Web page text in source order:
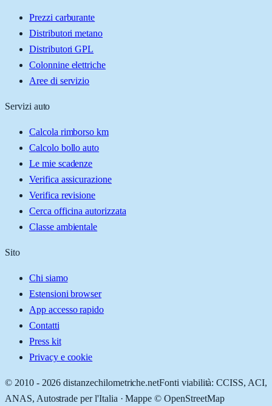
Prezzi carburante
Distributori metano
Distributori GPL
Colonnine elettriche
Aree di servizio
Servizi auto
Calcola rimborso km
Calcolo bollo auto
Le mie scadenze
Verifica assicurazione
Verifica revisione
Cerca officina autorizzata
Classe ambientale
Sito
Chi siamo
Estensioni browser
App accesso rapido
Contatti
Press kit
Privacy e cookie
© 2010 - 2026 distanzechilometriche.netFonti viabilità: CCISS, ACI,
ANAS, Autostrade per l'Italia · Mappe © OpenStreetMap